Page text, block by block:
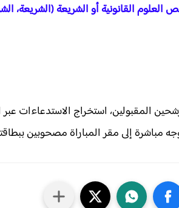
القانونية أو الشريعة (الشريعة،
المقبولين، استخراج الاستدعاءات عبر
مباشرة إلى مقر المباراة مصحوبين